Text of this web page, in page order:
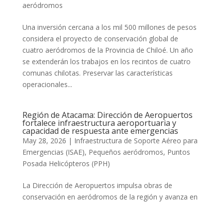
aeródromos
Una inversión cercana a los mil 500 millones de pesos
considera el proyecto de conservación global de
cuatro aeródromos de la Provincia de Chiloé. Un año
se extenderán los trabajos en los recintos de cuatro
comunas chilotas. Preservar las características
operacionales...
Región de Atacama: Dirección de Aeropuertos
fortalece infraestructura aeroportuaria y
capacidad de respuesta ante emergencias
May 28, 2026 | Infraestructura de Soporte Aéreo para
Emergencias (ISAE), Pequeños aeródromos, Puntos
Posada Helicópteros (PPH)
La Dirección de Aeropuertos impulsa obras de
conservación en aeródromos de la región y avanza en